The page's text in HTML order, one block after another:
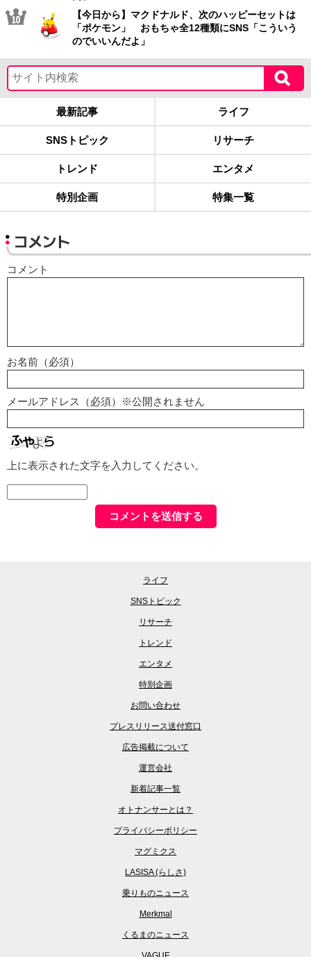
【今日から】マクドナルド、次のハッピーセットは
「ポケモン」 おもちゃ全12種類にSNS「こういう
のでいいんだよ」
最新記事 ライフ
SNSトピック リサーチ
トレンド エンタメ
特別企画 特集一覧
コメント
コメント
お名前（必須）
メールアドレス（必須）※公開されません
上に表示された文字を入力してください。
ライフ
SNSトピック
リサーチ
トレンド
エンタメ
特別企画
お問い合わせ
プレスリリース送付窓口
広告掲載について
運営会社
新着記事一覧
オトナンサーとは？
プライバシーポリシー
マグミクス
LASISA (らしさ)
乗りものニュース
Merkmal
くるまのニュース